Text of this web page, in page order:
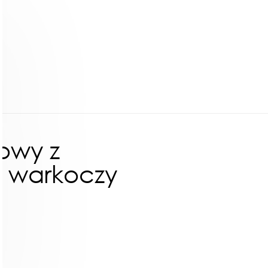
z
warkoczy